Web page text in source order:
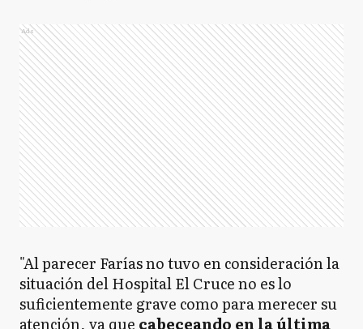
Ads
"Al parecer Farías no tuvo en consideración la
situación del Hospital El Cruce no es lo
suficientemente grave como para merecer su
atención, ya que cabeceando en la última